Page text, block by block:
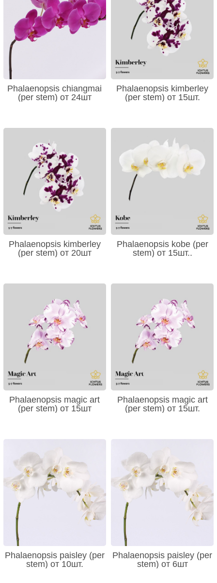
Phalaenopsis chiangmai
(per stem) от 24шт
Phalaenopsis kimberley
(per stem) от 15шт.
Phalaenopsis kimberley
(per stem) от 20шт
Phalaenopsis kobe (per
stem) от 15шт..
Phalaenopsis magic art
(per stem) от 15шт
Phalaenopsis magic art
(per stem) от 15шт.
Phalaenopsis paisley (per
stem) от 10шт.
Phalaenopsis paisley (per
stem) от 6шт